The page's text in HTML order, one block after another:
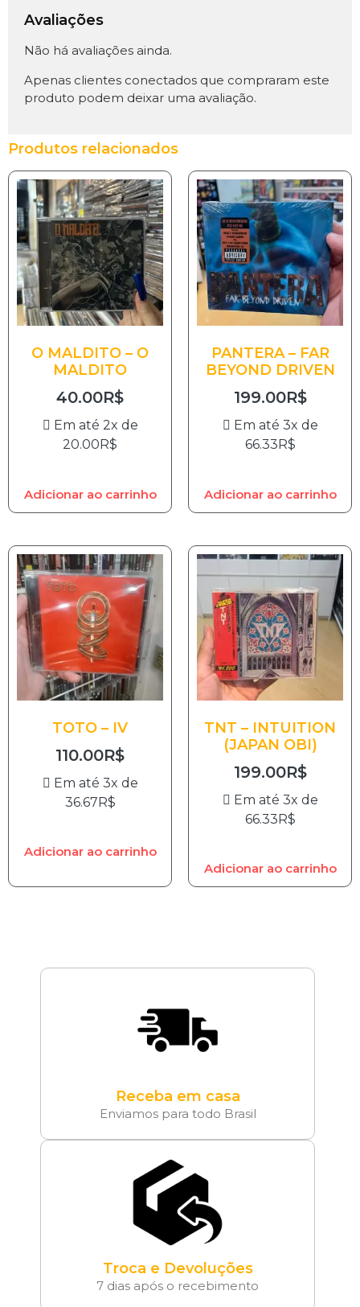
Avaliações
Não há avaliações ainda.
Apenas clientes conectados que compraram este
produto podem deixar uma avaliação.
Produtos relacionados
O MALDITO – O
MALDITO
40.00R$
Em até 2x de
20.00R$
Adicionar ao carrinho
PANTERA – FAR
BEYOND DRIVEN
199.00R$
Em até 3x de
66.33R$
Adicionar ao carrinho
TOTO – IV
110.00R$
Em até 3x de
36.67R$
Adicionar ao carrinho
TNT – INTUITION
(JAPAN OBI)
199.00R$
Em até 3x de
66.33R$
Adicionar ao carrinho
Receba em casa
Enviamos para todo Brasil
Troca e Devoluções
7 dias após o recebimento